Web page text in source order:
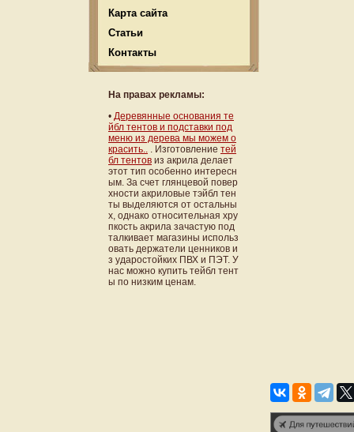
Карта сайта
Статьи
Контакты
На правах рекламы:
• Деревянные основания те
йбл тентов и подставки под
меню из дерева мы можем о
красить..
. Изготовление тей
бл тентов из акрила делает
этот тип особенно интересн
ым. За счет глянцевой повер
хности акриловые тэйбл тен
ты выделяются от остальны
х, однако относительная хру
пкость акрила зачастую под
талкивает магазины использ
овать держатели ценников и
з ударостойких ПВХ и ПЭТ. У
нас можно купить тейбл тент
ы по низким ценам.